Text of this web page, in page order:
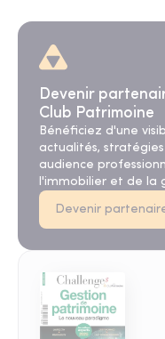
Devenir
Club Patrimoine
Bénéficiez d'une
actualités,
audience
l'immobilier et de la
Devenir